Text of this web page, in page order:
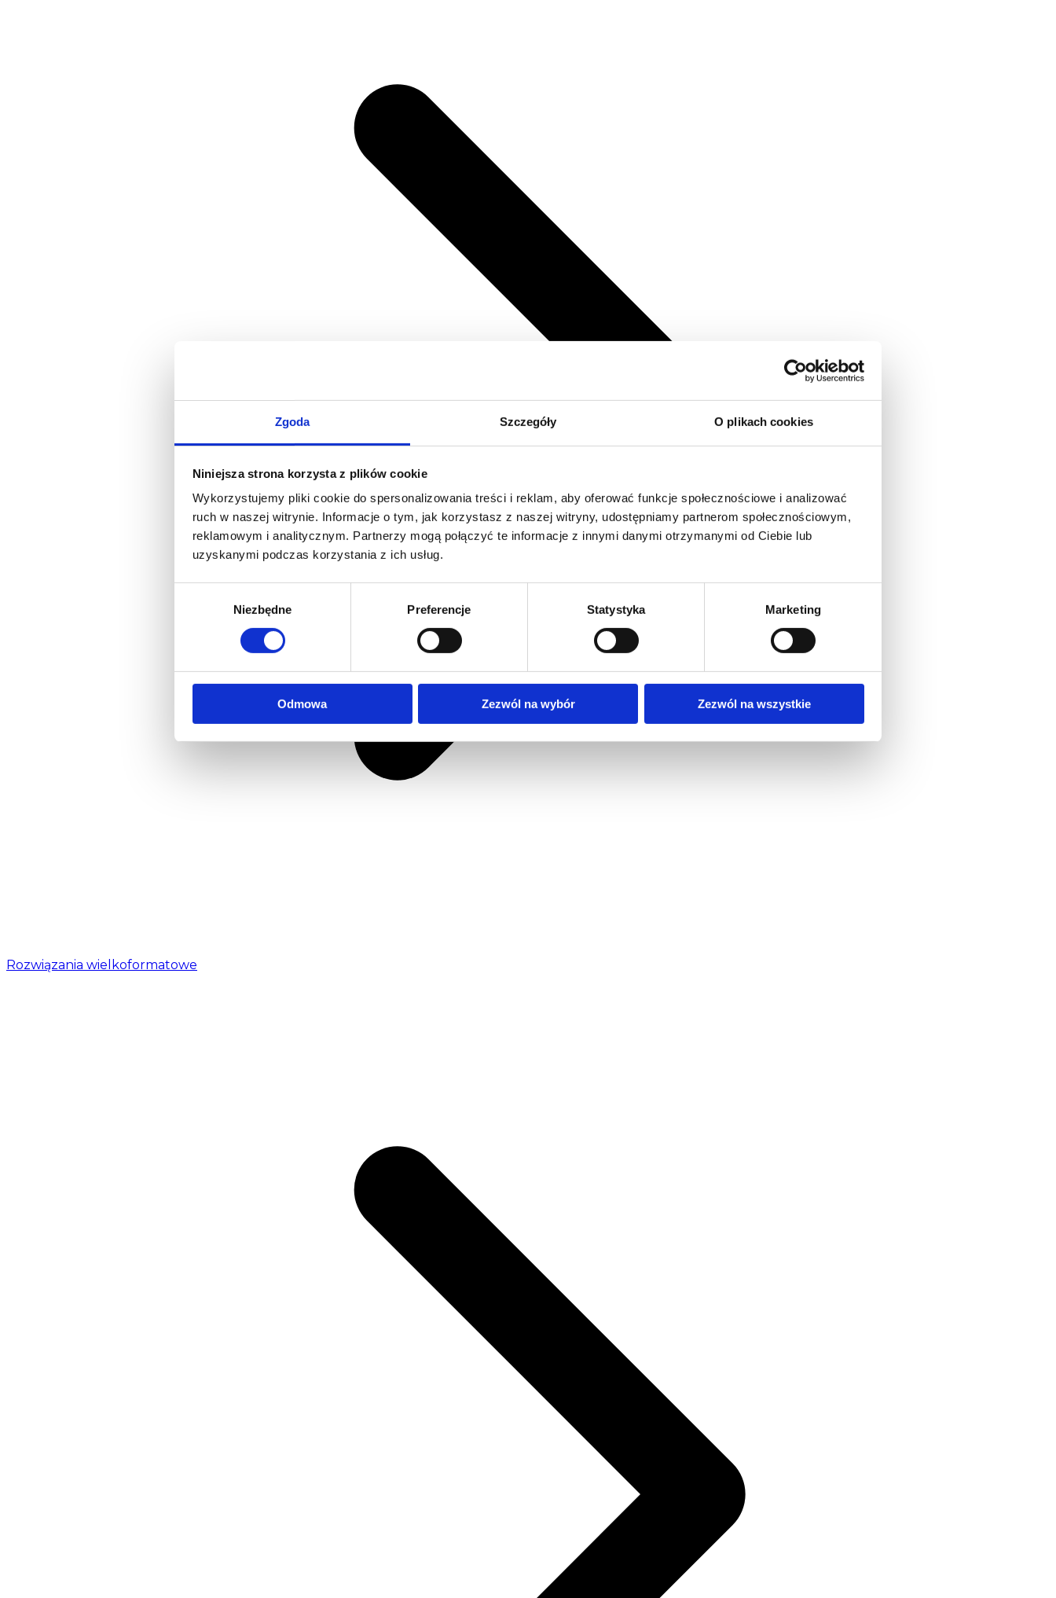
Zgoda Szczegóły O plikach cookies
Niniejsza strona korzysta z plików cookie
Wykorzystujemy pliki cookie do spersonalizowania treści i reklam, aby oferować funkcje społecznościowe i analizować
ruch w naszej witrynie. Informacje o tym, jak korzystasz z naszej witryny, udostępniamy partnerom społecznościowym,
reklamowym i analitycznym. Partnerzy mogą połączyć te informacje z innymi danymi otrzymanymi od Ciebie lub
uzyskanymi podczas korzystania z ich usług.
Niezbędne Preferencje Statystyka Marketing
Odmowa Zezwól na wybór Zezwól na wszystkie
Rozwiązania wielkoformatowe